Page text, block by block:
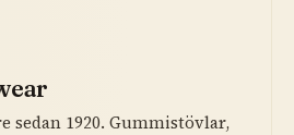
sedan 1920. Gummistövlar,